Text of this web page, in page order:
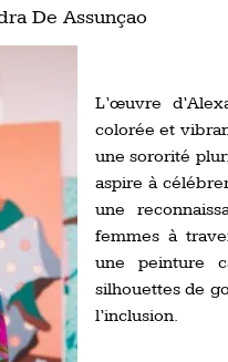
De Assunçao
L’œuvre
colorée et
une sororité
aspire à
une
femmes à
une peinture
silhouettes de
l’inclusion.